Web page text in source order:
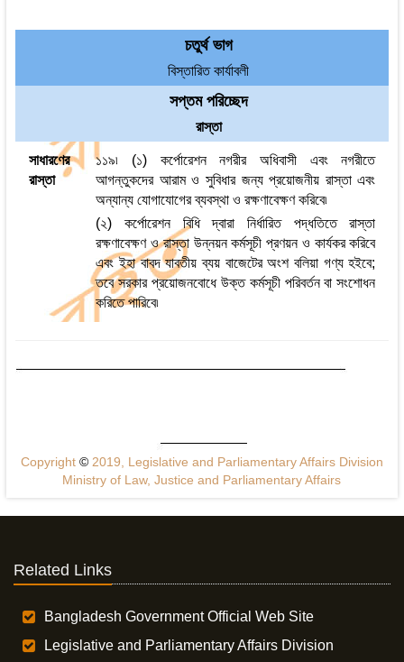
চতুর্থ ভাগ
বিস্তারিত কার্যাবলী
সপ্তম পরিচ্ছেদ
রাস্তা
সাধারণের
রাস্তা
১১৯৷ (১) কর্পোরেশন নগরীর অধিবাসী এবং নগরীতে
আগন্তুকদের আরাম ও সুবিধার জন্য প্রয়োজনীয় রাস্তা এবং
অন্যান্য যোগাযোগের ব্যবস্থা ও রক্ষণাবেক্ষণ করিবে৷
(২) কর্পোরেশন বিধি দ্বারা নির্ধারিত পদ্ধতিতে রাস্তা
রক্ষণাবেক্ষণ ও রাস্তা উন্নয়ন কর্মসূচী প্রণয়ন ও কার্যকর করিবে
এবং ইহা বাবদ যাবতীয় ব্যয় বাজেটের অংশ বলিয়া গণ্য হইবে;
তবে সরকার প্রয়োজনবোধে উক্ত কর্মসূচী পরিবর্তন বা সংশোধন
করিতে পারিবে৷
Copyright ©2019, Legislative and Parliamentary Affairs Division
Ministry of Law, Justice and Parliamentary Affairs
Related Links
Bangladesh Government Official Web Site
Legislative and Parliamentary Affairs Division